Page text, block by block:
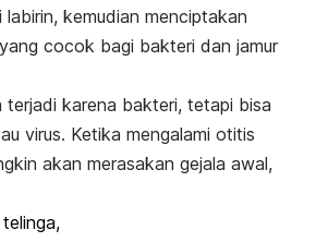
kemudian menciptakan
cocok bagi bakteri dan jamur
terjadi karena bakteri, tetapi bisa
virus. Ketika mengalami otitis
akan merasakan gejala awal,